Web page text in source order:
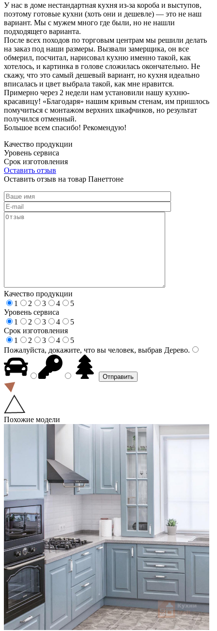
У нас в доме нестандартная кухня из-за короба и выступов,
поэтому готовые кухни (хоть они и дешевле) — это не наш
вариант. Мы с мужем много где были, но не нашли
подходящего варианта.
После всех походов по торговым центрам мы решили делать
на заказ под наши размеры. Вызвали замерщика, он все
обмерил, посчитал, нарисовал кухню именно такой, как
хотелось, и картинка в голове сложилась окончательно. Не
скажу, что это самый дешевый вариант, но кухня идеально
вписалась и цвет выбрала такой, как мне нравится.
Примерно через 2 недели нам установили нашу кухню-
красавицу! «Благодаря» нашим кривым стенам, им пришлось
помучиться с монтажом верхних шкафчиков, но результат
получился отменный.
Большое всем спасибо! Рекомендую!
Качество продукции
Уровень сервиса
Срок изготовления
Оставить отзыв
Оставить отзыв на товар Панеттоне
Качество продукции
1
2 3 4
5
Уровень сервиса
1
2 3 4
5
Срок изготовления
1
2 3 4
5
Пожалуйста, докажите, что вы человек, выбрав Дерево.
Похожие модели